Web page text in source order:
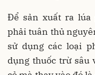
Để sản xuất ra lúa
phải tuân thủ
sử dụng các loại
dụng thuốc trừ sâu